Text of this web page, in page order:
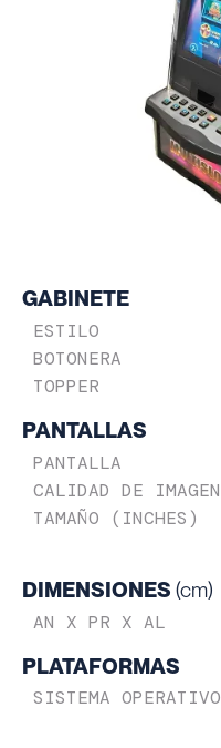
GABINETE
ESTILO
BOTONERA
TOPPER
PANTALLAS
PANTALLA
CALIDAD DE IMAGEN
TAMAÑO (INCHES)
DIMENSIONES (cm)
AN X PR X AL
PLATAFORMAS
SISTEMA OPERATIVO